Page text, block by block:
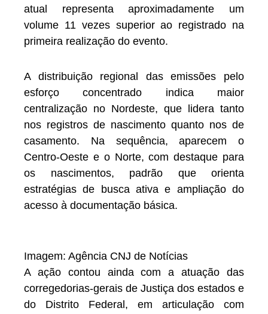
atual representa aproximadamente um
volume 11 vezes superior ao registrado na
primeira realização do evento.
A distribuição regional das emissões pelo
esforço concentrado indica maior
centralização no Nordeste, que lidera tanto
nos registros de nascimento quanto nos de
casamento. Na sequência, aparecem o
Centro-Oeste e o Norte, com destaque para
os nascimentos, padrão que orienta
estratégias de busca ativa e ampliação do
acesso à documentação básica.
Imagem: Agência CNJ de Notícias
A ação contou ainda com a atuação das
corregedorias-gerais de Justiça dos estados e
do Distrito Federal, em articulação com